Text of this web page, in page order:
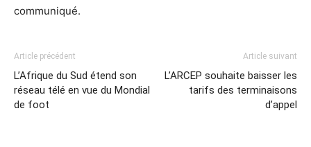
communiqué.
Article précédent
L’Afrique du Sud étend son
réseau télé en vue du Mondial
de foot
Article suivant
L’ARCEP souhaite baisser les
tarifs des terminaisons
d’appel